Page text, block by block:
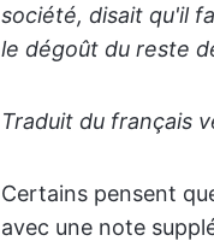
société, disait qu'il
le dégoût du reste
Traduit du français
Certains pensent
avec une note